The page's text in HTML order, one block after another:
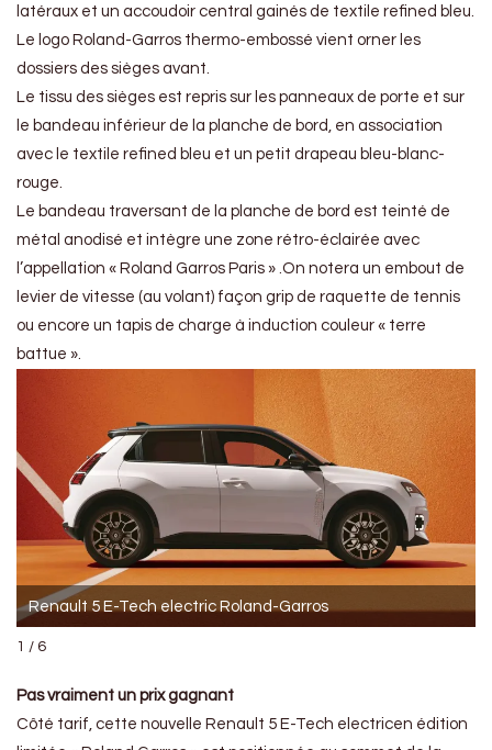
latéraux et un accoudoir central gainés de textile refined bleu.
Le logo Roland-Garros thermo-embossé vient orner les
dossiers des sièges avant.
Le tissu des sièges est repris sur les panneaux de porte et sur
le bandeau inférieur de la planche de bord, en association
avec le textile refined bleu et un petit drapeau bleu-blanc-
rouge.
Le bandeau traversant de la planche de bord est teinté de
métal anodisé et intègre une zone rétro-éclairée avec
l’appellation « Roland Garros Paris » .On notera un embout de
levier de vitesse (au volant) façon grip de raquette de tennis
ou encore un tapis de charge à induction couleur « terre
battue ».
Renault 5 E-Tech electric Roland-Garros
1 / 6
Pas vraiment un prix gagnant
Côté tarif, cette nouvelle Renault 5 E-Tech electricen édition